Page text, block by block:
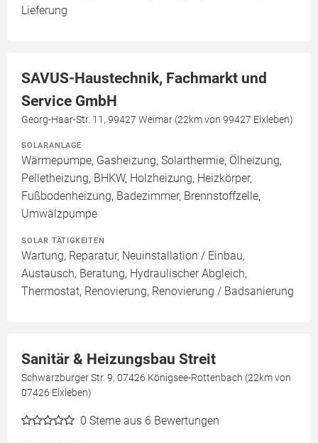
Lieferung
SAVUS-Haustechnik, Fachmarkt und
Service GmbH
Georg-Haar-Str. 11, 99427 Weimar (22km von 99427 Elxleben)
SOLARANLAGE
Wärmepumpe, Gasheizung, Solarthermie, Ölheizung,
Pelletheizung, BHKW, Holzheizung, Heizkörper,
Fußbodenheizung, Badezimmer, Brennstoffzelle,
Umwälzpumpe
SOLAR TÄTIGKEITEN
Wartung, Reparatur, Neuinstallation / Einbau,
Austausch, Beratung, Hydraulischer Abgleich,
Thermostat, Renovierung, Renovierung / Badsanierung
Sanitär & Heizungsbau Streit
Schwarzburger Str. 9, 07426 Königsee-Rottenbach (22km von
07426 Elxleben)
0 Sterne aus 6 Bewertungen